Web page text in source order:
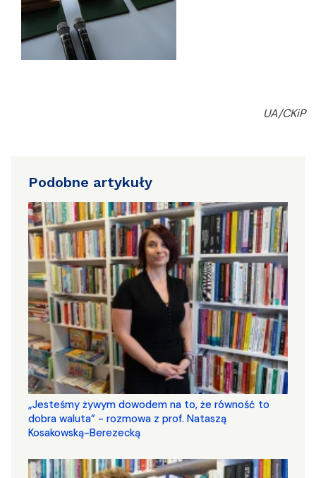
UA/CKiP
Podobne artykuły
„Jesteśmy żywym dowodem na to, że równość to
dobra waluta” - rozmowa z prof. Nataszą
Kosakowską-Berezecką